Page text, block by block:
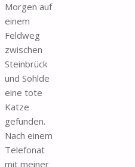
Morgen auf
einem
Feldweg
zwischen
Steinbrück
und Söhlde
eine tote
Katze
gefunden.
Nach einem
Telefonat
mit meiner